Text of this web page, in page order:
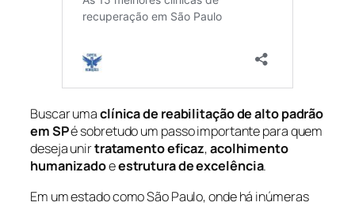
Buscar umaclínica de reabilitação de alto padrão
em SPé sobretudo um passo importante para quem
deseja unirtratamento eficaz,acolhimento
humanizadoeestrutura de excelência.
Em um estado como São Paulo, onde há inúmeras